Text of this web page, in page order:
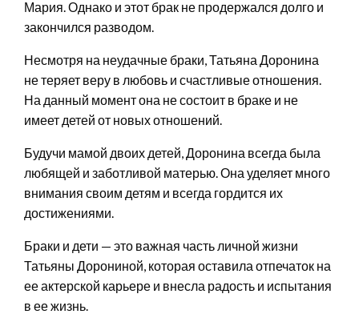
Мария. Однако и этот брак не продержался долго и
закончился разводом.
Несмотря на неудачные браки, Татьяна Доронина
не теряет веру в любовь и счастливые отношения.
На данный момент она не состоит в браке и не
имеет детей от новых отношений.
Будучи мамой двоих детей, Доронина всегда была
любящей и заботливой матерью. Она уделяет много
внимания своим детям и всегда гордится их
достижениями.
Браки и дети — это важная часть личной жизни
Татьяны Дорониной, которая оставила отпечаток на
ее актерской карьере и внесла радость и испытания
в ее жизнь.